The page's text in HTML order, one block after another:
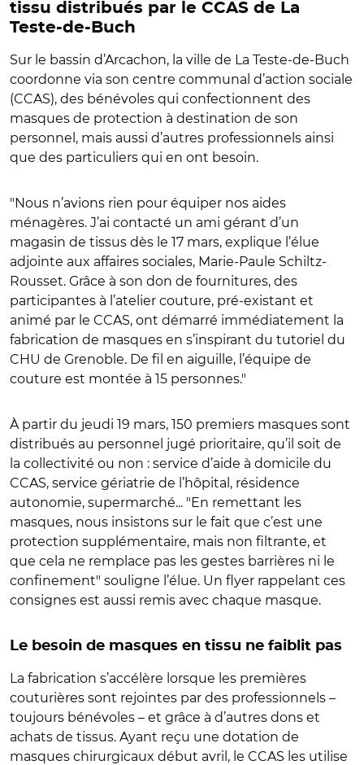
tissu distribués par le CCAS de La
Teste-de-Buch
Sur le bassin d’Arcachon, la ville de La Teste-de-Buch
coordonne via son centre communal d’action sociale
(CCAS), des bénévoles qui confectionnent des
masques de protection à destination de son
personnel, mais aussi d’autres professionnels ainsi
que des particuliers qui en ont besoin.
"Nous n’avions rien pour équiper nos aides
ménagères. J’ai contacté un ami gérant d’un
magasin de tissus dès le 17 mars, explique l’élue
adjointe aux affaires sociales, Marie-Paule Schiltz-
Rousset. Grâce à son don de fournitures, des
participantes à l’atelier couture, pré-existant et
animé par le CCAS, ont démarré immédiatement la
fabrication de masques en s’inspirant du tutoriel du
CHU de Grenoble. De fil en aiguille, l’équipe de
couture est montée à 15 personnes."
À partir du jeudi 19 mars, 150 premiers masques sont
distribués au personnel jugé prioritaire, qu’il soit de
la collectivité ou non : service d’aide à domicile du
CCAS, service gériatrie de l’hôpital, résidence
autonomie, supermarché... "En remettant les
masques, nous insistons sur le fait que c’est une
protection supplémentaire, mais non filtrante, et
que cela ne remplace pas les gestes barrières ni le
confinement" souligne l’élue. Un flyer rappelant ces
consignes est aussi remis avec chaque masque.
Le besoin de masques en tissu ne faiblit pas
La fabrication s’accélère lorsque les premières
couturières sont rejointes par des professionnels –
toujours bénévoles – et grâce à d’autres dons et
achats de tissus. Ayant reçu une dotation de
masques chirurgicaux début avril, le CCAS les utilise